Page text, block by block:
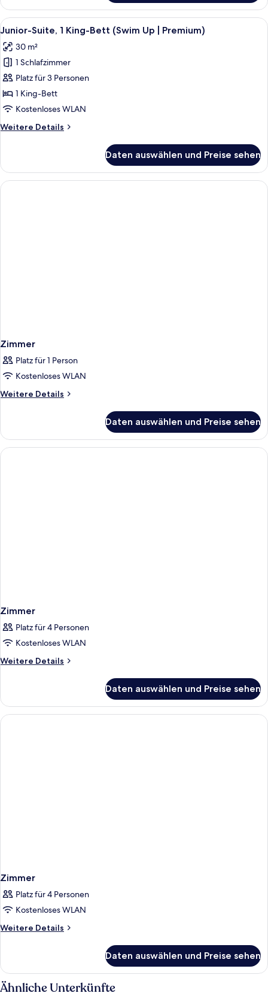
2
Children)
anzeigen
Suite,
1 King-
Bett,
(Deluxe
Adults
+
Children)
Alle
Fotos
für
Junior-
Suite,
1 King-
Bett
Up
anzeigen
Ein modernes Schlafzimmer mit
6
Junior-Suite, 1 King-Bett (Swim Up | Premium)
30 m²
1 Schlafzimmer
Platz für 3 Personen
1 King-Bett
Kostenloses WLAN
Weitere Details
Weitere
Suite,
1 King-
Bett
Daten auswählen und Preise sehen
Zimmer
Platz für 1 Person
Kostenloses WLAN
Weitere Details
Weitere
Daten auswählen und Preise sehen
Zimmer
Platz für 4 Personen
Kostenloses WLAN
Weitere Details
Weitere
Daten auswählen und Preise sehen
Zimmer
Platz für 4 Personen
Kostenloses WLAN
Weitere Details
Weitere
Daten auswählen und Preise sehen
Ähnliche Unterkünfte